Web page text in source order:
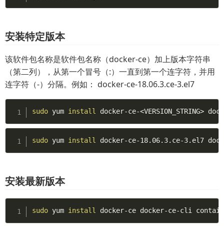
安装特定版本
该软件包名称是软件包名称（docker-ce）加上版本字符串
（第二列），从第一个冒号（:）一直到第一个连字符，并用
连字符（-）分隔。例如： docker-ce-18.06.3.ce-3.el7
sudo yum install docker-ce-<VERSION_STRING>
sudo yum install docker-ce-18.06.3.ce-3.el7
安装最新版本
sudo yum install docker-ce docker-ce-cli